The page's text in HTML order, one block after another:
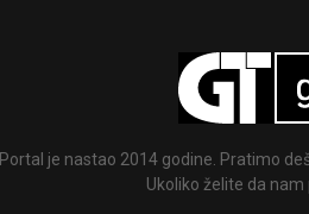
Portal je nastao 2014 godine. Pratimo
Ukoliko želite da